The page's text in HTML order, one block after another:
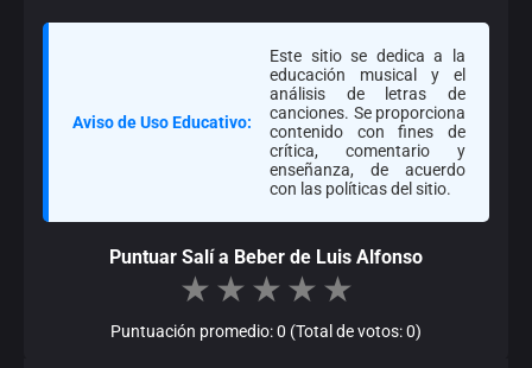
Aviso de Uso Educativo:
Este sitio se dedica a la
educación musical y el
análisis de letras de
canciones. Se proporciona
contenido con fines de
crítica, comentario y
enseñanza, de acuerdo
con las políticas del sitio.
Puntuar Salí a Beber de Luis Alfonso
★ ★ ★ ★ ★
Puntuación promedio: 0 (Total de votos: 0)